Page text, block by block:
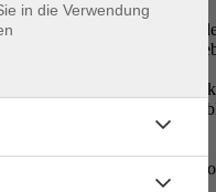
des
durch
eine Technik aus der
Die Inhalte und
des Marburger
in die Verwendung